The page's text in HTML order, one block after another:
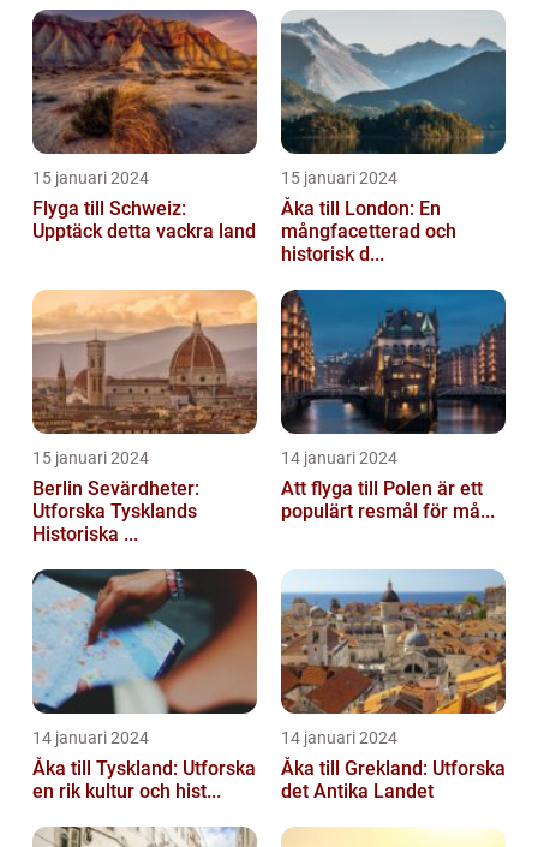
15 januari 2024
Flyga till Schweiz:
Upptäck detta vackra land
15 januari 2024
Åka till London: En
mångfacetterad och
historisk d...
15 januari 2024
Berlin Sevärdheter:
Utforska Tysklands
Historiska ...
14 januari 2024
Att flyga till Polen är ett
populärt resmål för må...
14 januari 2024
Åka till Tyskland: Utforska
en rik kultur och hist...
14 januari 2024
Åka till Grekland: Utforska
det Antika Landet